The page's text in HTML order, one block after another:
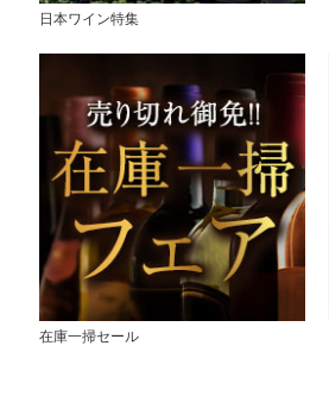
日本ワイン特集
在庫一掃セール